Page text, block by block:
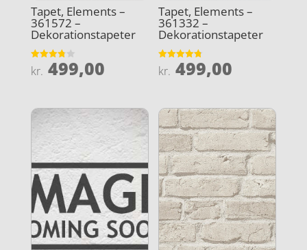
Tapet, Elements –
361572 –
Dekorationstapeter
Vurderet
3.8
kr. 499,00
Tapet, Elements –
361332 –
Dekorationstapeter
Vurderet
4.8
kr. 499,00